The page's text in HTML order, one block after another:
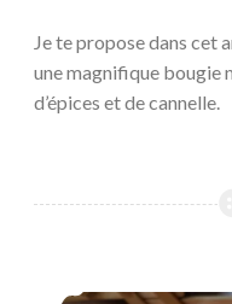
Je te propose dans cet
une magnifique bougie
d’épices et de cannelle.